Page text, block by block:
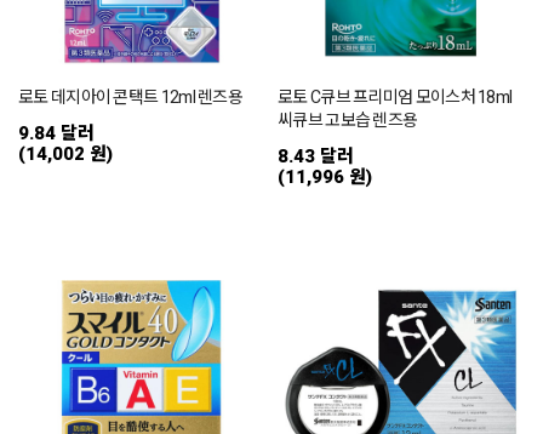
로토 데지아이 콘택트 12ml 렌즈용
9.84 달러
(14,002 원)
로토 C큐브 프리미엄 모이스처 18ml
씨큐브 고보습 렌즈용
8.43 달러
(11,996 원)